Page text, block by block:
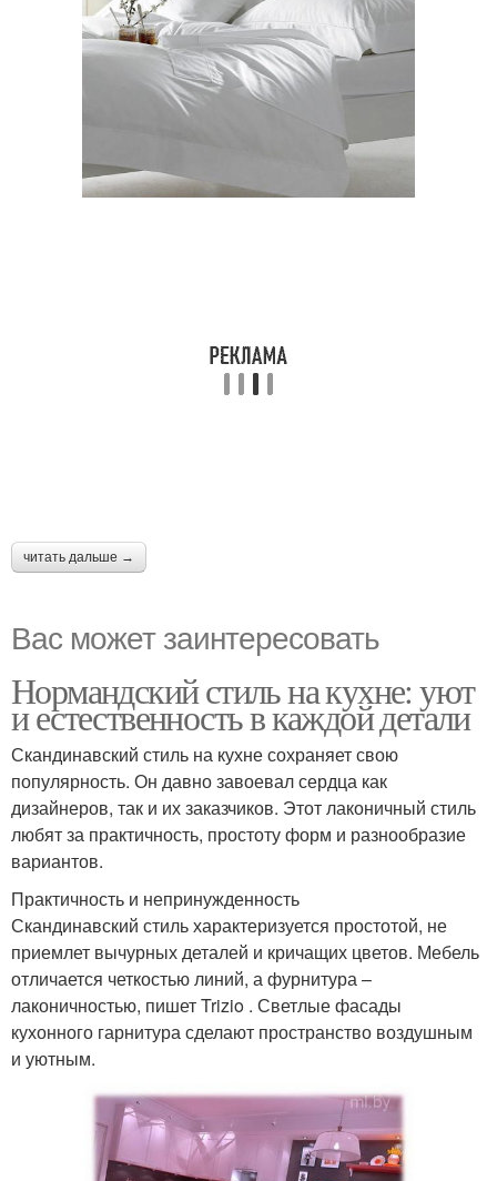
читать дальше →
Вас может заинтересовать
Нормандский стиль на кухне: уют
и естественность в каждой детали
Скандинавский стиль на кухне сохраняет свою
популярность. Он давно завоевал сердца как
дизайнеров, так и их заказчиков. Этот лаконичный стиль
любят за практичность, простоту форм и разнообразие
вариантов.
Практичность и непринужденность
Скандинавский стиль характеризуется простотой, не
приемлет вычурных деталей и кричащих цветов. Мебель
отличается четкостью линий, а фурнитура –
лаконичностью, пишет Trizio . Светлые фасады
кухонного гарнитура сделают пространство воздушным
и уютным.